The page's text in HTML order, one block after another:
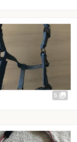
5 photo_library